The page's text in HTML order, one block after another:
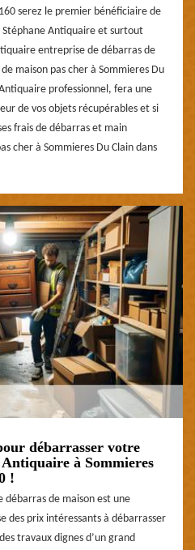
serez le premier bénéficiaire de
Antiquaire et surtout
entreprise de débarras de
maison pas cher à Sommieres Du
professionnel, fera une
de vos objets récupérables et si
frais de débarras et main
cher à Sommieres Du Clain dans
débarrasser votre
à Sommieres
!
de maison est une
des prix intéressants à débarrasser
travaux dignes d’un grand